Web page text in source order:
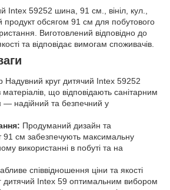
Intex 59252 шина, 91 см., вініл, кул.,
обсягом 91 см для побутового
Виготовлений відповідно до
та відповідає вимогам споживачів.
Надувний круг дитячий Intex 59252
що відповідають санітарним
— надійний та безпечний у
Продуманий дизайн та
см забезпечують максимальну
використанні в побуті та на
співвідношення ціни та якості
дитячий Intex 59 оптимальним вибором